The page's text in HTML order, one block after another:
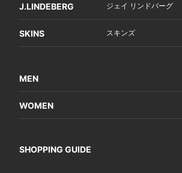
J.LINDEBERG ジェイ リンドバーグ
SKINS スキンズ
MEN
WOMEN
SHOPPING GUIDE